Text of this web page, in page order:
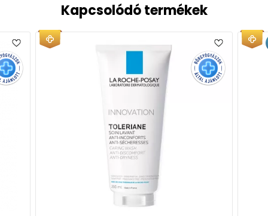
Kapcsolódó termékek